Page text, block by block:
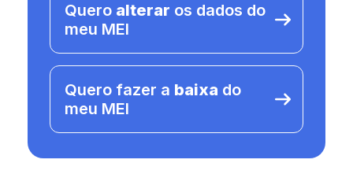
Quero alterar os dados do
meu MEI
Quero fazer a baixa do
meu MEI